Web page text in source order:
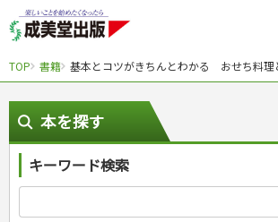
TOP 書籍 基本とコツがきちんとわかる おせち料理
本を探す
キーワード検索